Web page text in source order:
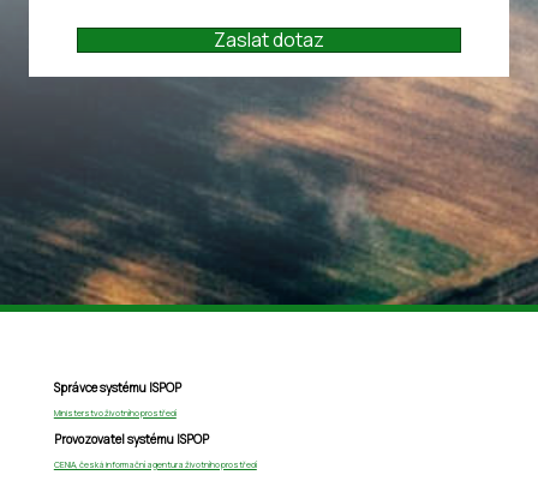
Zaslat dotaz
Správce systému ISPOP
Ministerstvo životního prostředí
Provozovatel systému ISPOP
CENIA, česká informační agentura životního prostředí